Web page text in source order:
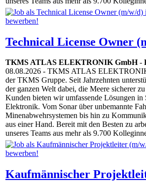
Technical License Owner
TKMS ATLAS ELEKTRONIK GmbH-
08.08.2026 - TKMS ATLAS
der TKMS Gruppe. Seit Jahrzehnten
der ganzen Welt dabei, die Meere sicherer
Kunden bieten wir umfassende Lösungen in
Elektronik. Vom Sonar über unbemannte
Minenabwehrsystemen bis hin zu
aus einer Hand. Bereit mit den Besten zu
unseres Teams aus mehr als 9.700
Kaufmännischer